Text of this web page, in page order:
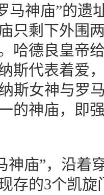
马神庙”的遗
只剩下外围
哈德良皇帝
斯代表着爱
斯女神与罗
的神庙，即
神庙”，沿着
存的3个凯